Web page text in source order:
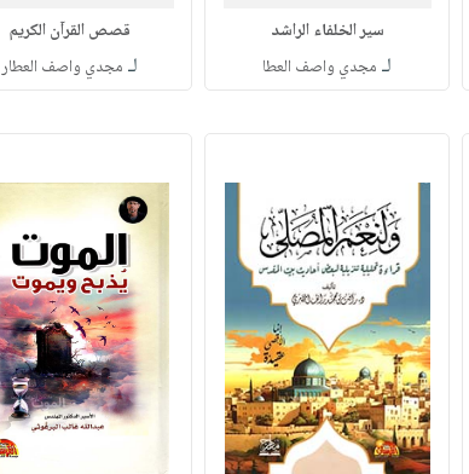
سير الخلفاء الراشد
لـ مجدي واصف العطا
قصص القرآن الكريم
لـ مجدي واصف العطار